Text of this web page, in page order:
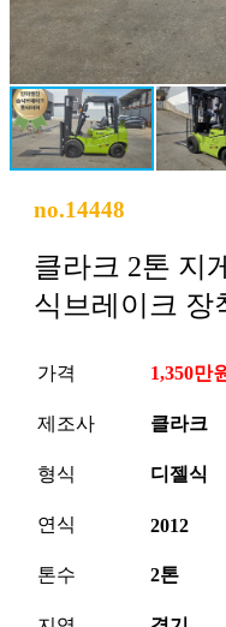
no.14448
클라크 2톤 지
식브레이크 장
가격 1,350만
제조사 클라크
형식 디젤식
연식 2012
톤수 2톤